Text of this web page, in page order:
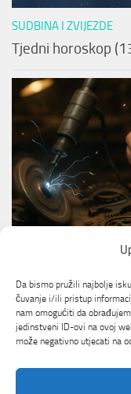
Da bismo pružili najbolje
čuvanje i/ili pristup
nam omogućiti da
jedinstveni ID-ovi na ovoj
može negativno utjecati na
SUDBINA I ZVIJEZDE
Tjedni horoskop
posao?